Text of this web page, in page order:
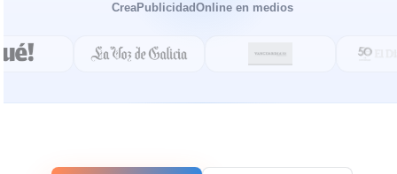
CreaPublicidadOnline en medios